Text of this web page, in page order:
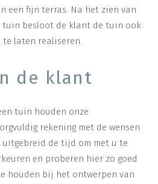
een fijn terras. Na het zien van
tuin besloot de klant de tuin ook
laten realiseren.
de klant
tuin houden onze
rekening met de wensen
uitgebreid de tijd om met u te
en proberen hier zo goed
houden bij het ontwerpen van